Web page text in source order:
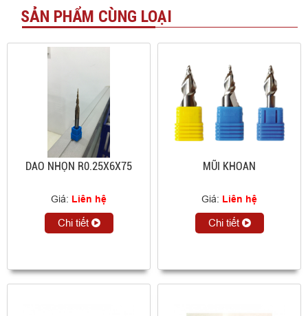
SẢN PHẨM CÙNG LOẠI
DAO NHỌN R0.25X6X75
Giá: Liên hệ
Chi tiết
MŨI KHOAN
Giá: Liên hệ
Chi tiết